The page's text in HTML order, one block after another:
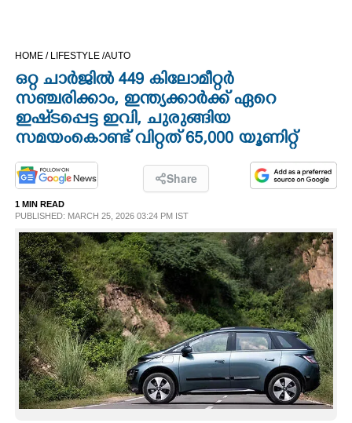
OPINION
LIFESTYLE
SPIRITUAL
INFO+
ART
ASTRO
HOME / LIFESTYLE /AUTO
ഒറ്റ ചാർജിൽ 449 കിലോമീറ്റർ
സഞ്ചരിക്കാം, ഇന്ത്യക്കാർക്ക് ഏറെ
ഇഷ്‌ടപ്പെട്ട ഇവി, ചുരുങ്ങിയ
സമയംകൊണ്ട് വിറ്റത് 65,000 യൂണിറ്റ്
Share
1 MIN READ
PUBLISHED: MARCH 25, 2026 03:24 PM IST